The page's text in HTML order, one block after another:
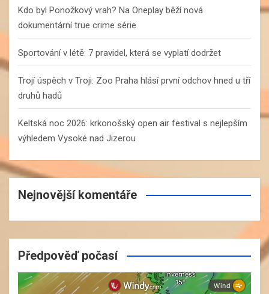
Kdo byl Ponožkový vrah? Na Oneplay běží nová
dokumentární true crime série
Sportování v létě: 7 pravidel, která se vyplatí dodržet
Trojí úspěch v Troji: Zoo Praha hlásí první odchov hned u tří
druhů hadů
Keltská noc 2026: krkonošský open air festival s nejlepším
výhledem Vysoké nad Jizerou
Nejnovější komentáře
Předpověď počasí